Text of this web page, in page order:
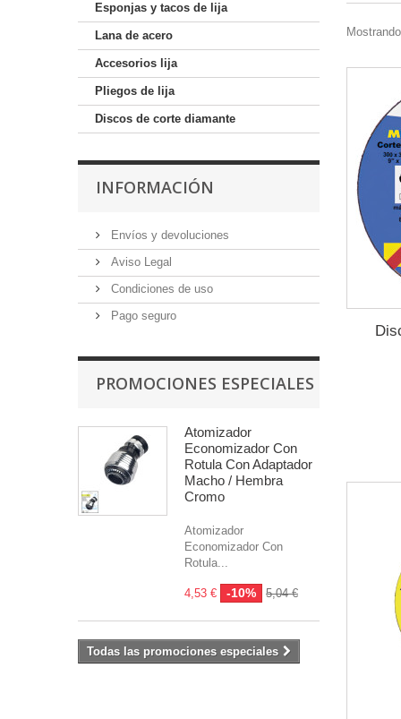
Esponjas y tacos de lija
Lana de acero
Accesorios lija
Pliegos de lija
Discos de corte diamante
INFORMACIÓN
Envíos y devoluciones
Aviso Legal
Condiciones de uso
Pago seguro
PROMOCIONES ESPECIALES
Atomizador
Economizador Con
Rotula Con Adaptador
Macho / Hembra
Cromo
Atomizador
Economizador Con
Rotula...
4,53 € -10% 5,04 €
Todas las promociones especiales